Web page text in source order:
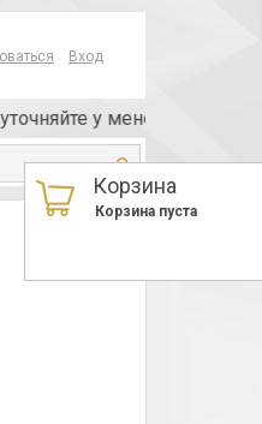
Вход
у менеджера или по
Корзина
Корзина пуста